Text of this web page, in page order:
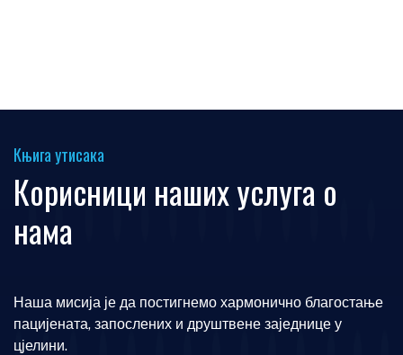
Књига утисака
Корисници наших услуга о
нама
Наша мисија је да постигнемо хармонично благостање
пацијената, запослених и друштвене заједнице у
цјелини.